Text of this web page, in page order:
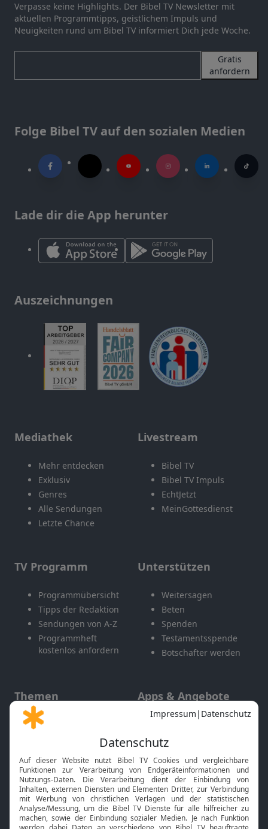
Verpasse keine Highlights. Der Bibel TV Newsletter mit
aktuellen Programmtipps, geistlichem Impuls und
Neuigkeiten rund um Bibel TV informiert Dich jede Woche.
Gratis
anfordern
Folge Bibel TV auf den sozialen Medien
Lade dir die App herunter
Auszeichnungen
Mediathek
Mehr entdecken
Exklusiv
Genres
Alle Sendungen
Letzte Chance
Livestream
Bibel TV
Bibel TV Impuls
EchtJetzt
MeinGottesdienst
TV Programm
Programmübersicht
Tipps der Redaktion
Sendungen von A-Z
Programmheft
kostenlos anfordern
Unterstützen
Weitersagen
Beten
Spenden
Testamentsspende
Botschafter werden
Themen
Gott und Bibel erklärt
Neuigkeiten
Apps & Angebote
Mobile App
Smart TV
HbbTV
Bibelthek Online-Bibel
Nächster Gottesdienst